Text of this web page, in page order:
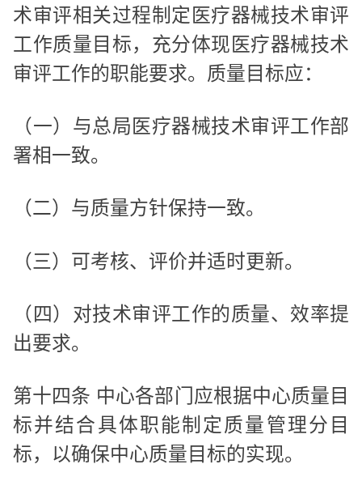
术审评相关过程制定医疗器械技术审评
工作质量目标，充分体现医疗器械技术
审评工作的职能要求。质量目标应：
（一）与总局医疗器械技术审评工作部
署相一致。
（二）与质量方针保持一致。
（三）可考核、评价并适时更新。
（四）对技术审评工作的质量、效率提
出要求。
第十四条 中心各部门应根据中心质量目
标并结合具体职能制定质量管理分目
标，以确保中心质量目标的实现。